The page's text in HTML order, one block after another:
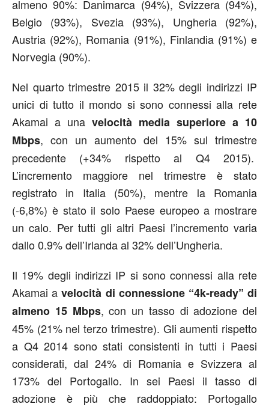
almeno 90%: Danimarca (94%), Svizzera (94%),
Belgio (93%), Svezia (93%), Ungheria (92%),
Austria (92%), Romania (91%), Finlandia (91%) e
Norvegia (90%).
Nel quarto trimestre 2015 il 32% degli indirizzi IP
unici di tutto il mondo si sono connessi alla rete
Akamai a una velocità media superiore a 10
Mbps, con un aumento del 15% sul trimestre
precedente (+34% rispetto al Q4 2015).
L’incremento maggiore nel trimestre è stato
registrato in Italia (50%), mentre la Romania
(-6,8%) è stato il solo Paese europeo a mostrare
un calo. Per tutti gli altri Paesi l’incremento varia
dallo 0.9% dell’Irlanda al 32% dell’Ungheria.
Il 19% degli indirizzi IP si sono connessi alla rete
Akamai avelocità di connessione “4k-ready” di
almeno 15 Mbps, con un tasso di adozione del
45% (21% nel terzo trimestre). Gli aumenti rispetto
a Q4 2014 sono stati consistenti in tutti i Paesi
considerati, dal 24% di Romania e Svizzera al
173% del Portogallo. In sei Paesi il tasso di
adozione è più che raddoppiato: Portogallo